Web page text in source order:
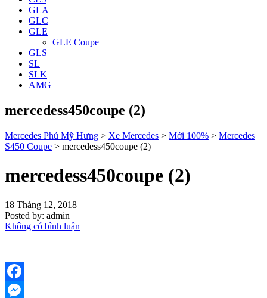
GLA
GLC
GLE
GLE Coupe
GLS
SL
SLK
AMG
mercedess450coupe (2)
Mercedes Phú Mỹ Hưng > Xe Mercedes > Mới 100% > Mercedes
S450 Coupe > mercedess450coupe (2)
mercedess450coupe (2)
18 Tháng 12, 2018
Posted by: admin
Không có bình luận
Facebook